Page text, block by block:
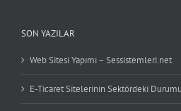
SON YAZILAR
Web Sitesi Yapımı – Sessistemleri.net
E-Ticaret Sitelerinin Sektördeki Durumu